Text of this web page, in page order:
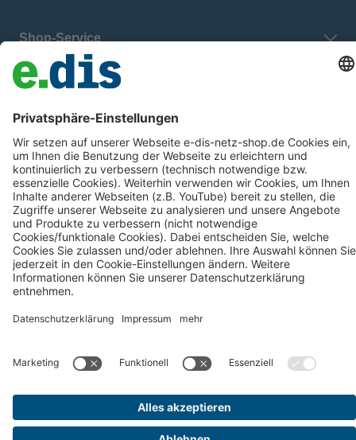
Shop-Service
E.DIS Netz GmbH
Zahlung & Versand
Datenschutz
Barrierefreiheit
Verbraucherinformationen
Impressum
AGB
Cookie Disclaimer
ggf. Nachnahmegebühren, wenn nicht anders angegeben.
Lieferungen von Solarmodulen für bestimmte Betreiber. Weitere